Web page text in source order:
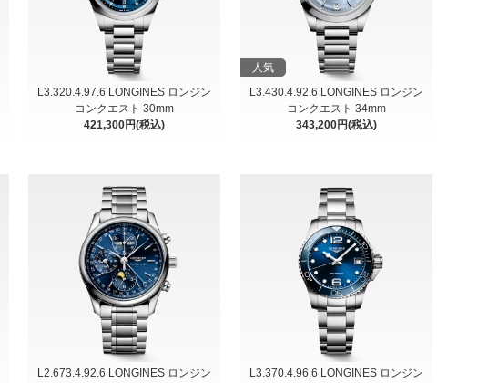
L3.320.4.97.6 LONGINES ロンジン
コンクエスト 30mm
421,300円(税込)
人気
L3.430.4.92.6 LONGINES ロンジン
コンクエスト 34mm
343,200円(税込)
L2.673.4.92.6 LONGINES ロンジン
L3.370.4.96.6 LONGINES ロンジン